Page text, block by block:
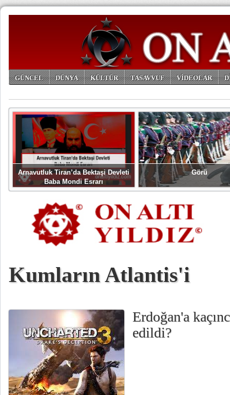
GÜNCEL DÜNYA KÜLTÜR TASAVVUF VİDEOLAR
Arnavutluk Tiran’da Bektaşi Devleti
Baba Mondi Esrarı
Görü
Kumların Atlantis'i
Erdoğan'a
edildi?